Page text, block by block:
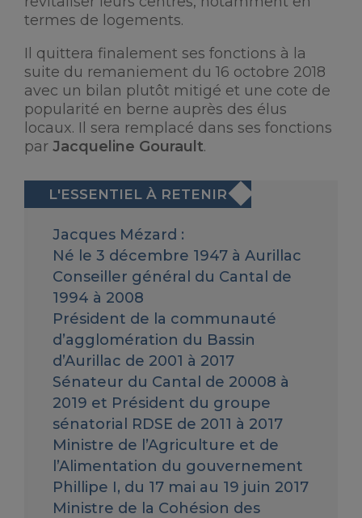
termes de logements.
Il quittera finalement ses fonctions à la
suite du remaniement du 16 octobre 2018
avec un bilan plutôt mitigé et une cote de
popularité en berne auprès des élus
locaux. Il sera remplacé dans ses fonctions
par Jacqueline Gourault.
Jacques Mézard :
Né le 3 décembre 1947 à Aurillac
Conseiller général du Cantal de
1994 à 2008
Président de la communauté
d’agglomération du Bassin
d’Aurillac de 2001 à 2017
Sénateur du Cantal de 20008 à
2019 et Président du groupe
sénatorial RDSE de 2011 à 2017
Ministre de l’Agriculture et de
l’Alimentation du gouvernement
Phillipe I, du 17 mai au 19 juin 2017
Ministre de la Cohésion des